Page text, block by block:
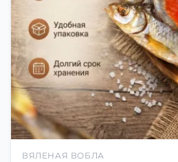
ВЯЛЕНАЯ ВОБЛА